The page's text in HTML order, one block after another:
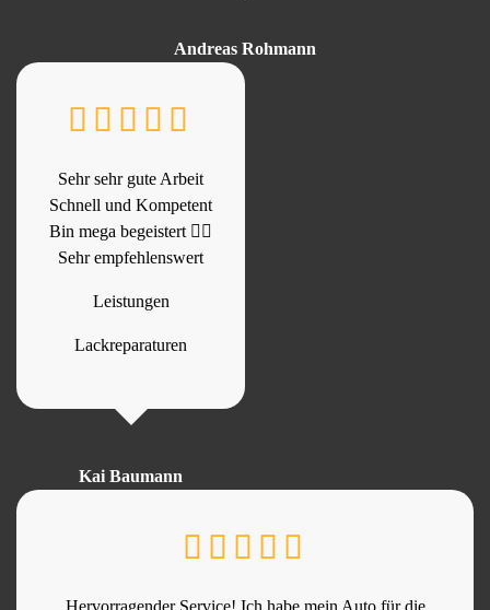
Andreas Rohmann
Sehr sehr gute Arbeit
Schnell und Kompetent
Bin mega begeistert 👍🏻
Sehr empfehlenswert
Leistungen
Lackreparaturen
Kai Baumann
Hervorragender Service! Ich habe mein Auto für die